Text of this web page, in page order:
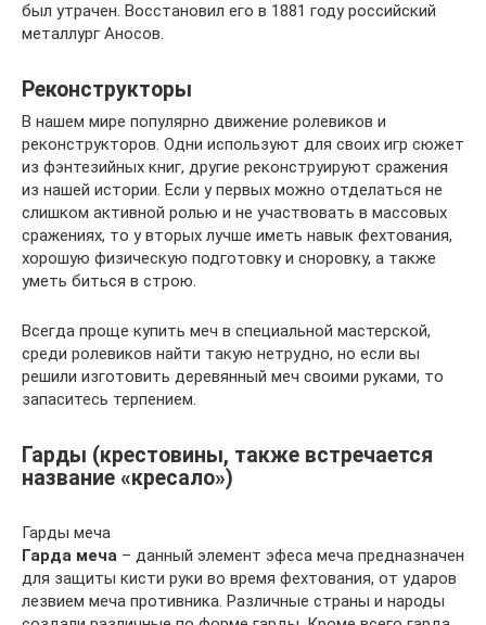
был утрачен. Восстановил его в 1881 году российский
металлург Аносов.
Реконструкторы
В нашем мире популярно движение ролевиков и
реконструкторов. Одни используют для своих игр сюжет
из фэнтезийных книг, другие реконструируют сражения
из нашей истории. Если у первых можно отделаться не
слишком активной ролью и не участвовать в массовых
сражениях, то у вторых лучше иметь навык фехтования,
хорошую физическую подготовку и сноровку, а также
уметь биться в строю.
Всегда проще купить меч в специальной мастерской,
среди ролевиков найти такую нетрудно, но если вы
решили изготовить деревянный меч своими руками, то
запаситесь терпением.
Гарды (крестовины, также встречается
название «кресало»)
Гарды меча
Гарда меча – данный элемент эфеса меча предназначен
для защиты кисти руки во время фехтования, от ударов
лезвием меча противника. Различные страны и народы